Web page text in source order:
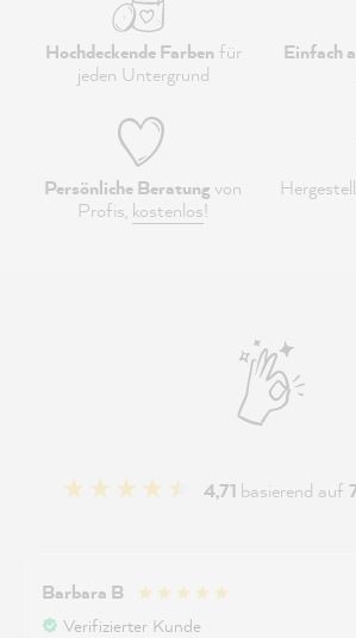
Hochdeckende Farbenfür
jeden Untergrund
Einfach
Persönliche Beratungvon
Profis, kostenlos!
4,71 basierend auf
Barbara B
Verifizierter Kunde